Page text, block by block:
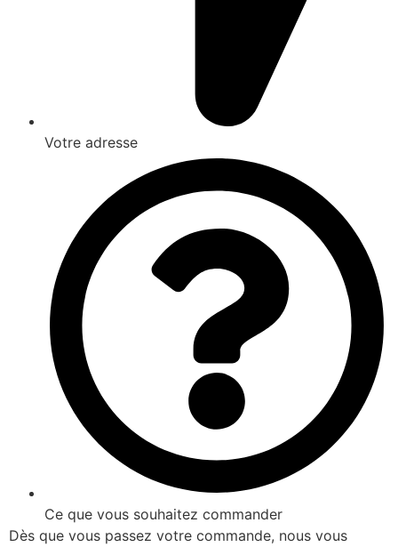
Votre adresse
Ce que vous souhaitez commander
Dès que vous passez votre commande, nous vous